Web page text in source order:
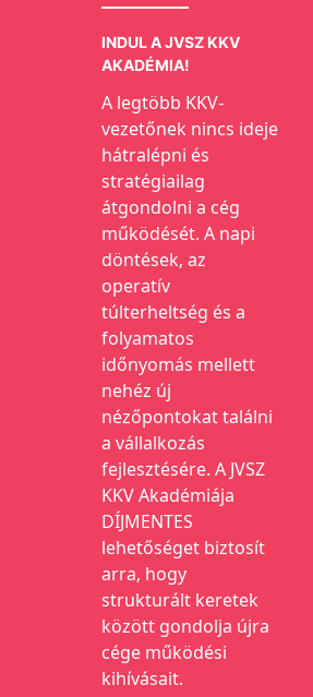
INDUL A JVSZ KKV
AKADÉMIA!
A legtöbb KKV-
vezetőnek nincs ideje
hátralépni és
stratégiailag
átgondolni a cég
működését. A napi
döntések, az
operatív
túlterheltség és a
folyamatos
időnyomás mellett
nehéz új
nézőpontokat találni
a vállalkozás
fejlesztésére. A JVSZ
KKV Akadémiája
DÍJMENTES
lehetőséget biztosít
arra, hogy
strukturált keretek
között gondolja újra
cége működési
kihívásait.